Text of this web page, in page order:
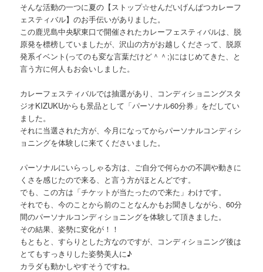
そんな活動の一つに夏の【ストップ☆せんだいげんぱつカレーフ
ェスティバル】のお手伝いがありました。
この鹿児島中央駅東口で開催されたカレーフェスティバルは、脱
原発を標榜していましたが、沢山の方がお越しくださって、脱原
発系イベント(ってのも変な言葉だけど＾＾;)にはじめてきた、と
言う方に何人もお会いしました。
カレーフェスティバルでは抽選があり、コンディショニングスタ
ジオKIZUKUからも景品として「パーソナル60分券」をだしてい
ました。
それに当選された方が、今月になってからパーソナルコンディシ
ョニングを体験しに来てくださいました。
パーソナルにいらっしゃる方は、ご自分で何らかの不調や動きに
くさを感じたので来る、と言う方がほとんどです。
でも、この方は「チケットが当たったので来た」わけです。
それでも、今のことから前のことなんかもお聞きしながら、60分
間のパーソナルコンディショニングを体験して頂きました。
その結果、姿勢に変化が！！
もともと、すらりとした方なのですが、コンディショニング後は
とてもすっきりした姿勢美人に♪
カラダも動かしやすそうですね。